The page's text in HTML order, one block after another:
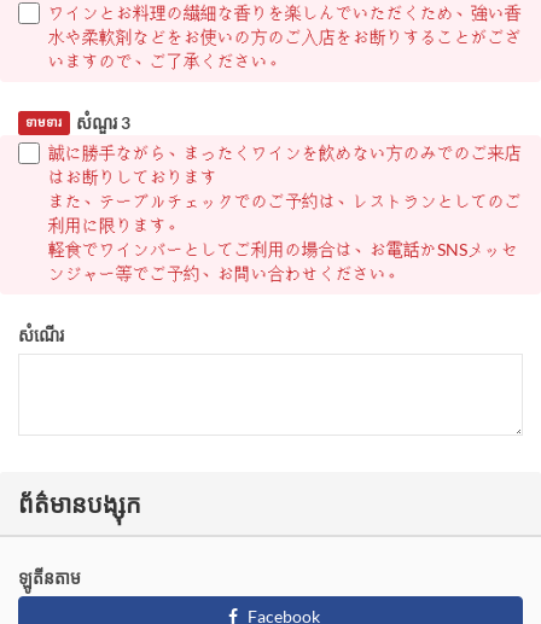
ワインとお料理の繊細な香りを楽しんでいただくため、強い香
水や柔軟剤などをお使いの方のご入店をお断りすることがござ
いますので、ご了承ください。
សំណួរ 3
ទាមទារ
誠に勝手ながら、まったくワインを飲めない方のみでのご来店
はお断りしております
また、テーブルチェックでのご予約は、レストランとしてのご
利用に限ります。
軽食でワインバーとしてご利用の場合は、お電話かSNSメッセ
ンジャー等でご予約、お問い合わせください。
សំណើរ
ព័ត៌មានបង្សុក
ឡូតីនតាម
Facebook